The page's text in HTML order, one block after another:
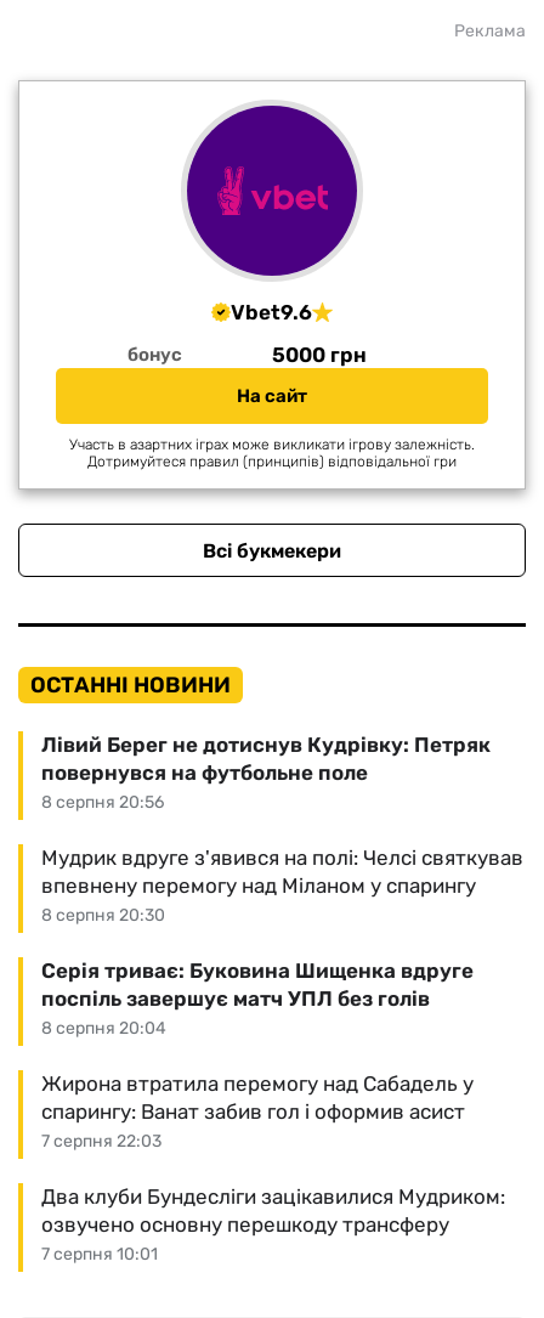
Реклама
Vbet9.6
бонус 5000 грн
На сайт
Участь в азартних іграх може викликати ігрову залежність.
Дотримуйтеся правил (принципів) відповідальної гри
Всі букмекери
ОСТАННІ НОВИНИ
8 серпня 20:56
Лівий Берег не дотиснув Кудрівку: Петряк
повернувся на футбольне поле
8 серпня 20:30
Мудрик вдруге з'явився на полі: Челсі святкував
впевнену перемогу над Міланом у спарингу
8 серпня 20:04
Серія триває: Буковина Шищенка вдруге
поспіль завершує матч УПЛ без голів
7 серпня 22:03
Жирона втратила перемогу над Сабадель у
спарингу: Ванат забив гол і оформив асист
7 серпня 10:01
Два клуби Бундесліги зацікавилися Мудриком:
озвучено основну перешкоду трансферу